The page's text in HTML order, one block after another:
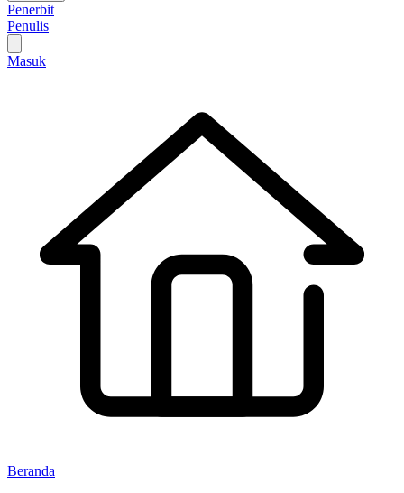
Penerbit
Penulis
Masuk
Beranda